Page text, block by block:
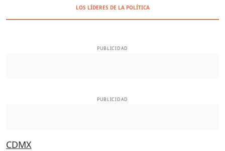
LOS LÍDERES DE LA POLÍTICA
PUBLICIDAD
PUBLICIDAD
CDMX